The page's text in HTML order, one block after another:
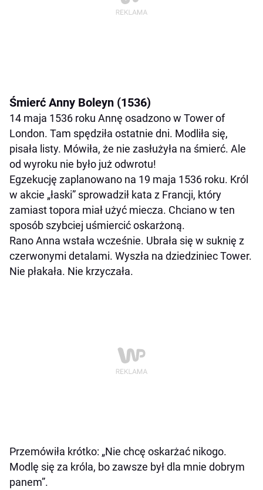
Śmierć Anny Boleyn (1536)
14 maja 1536 roku Annę osadzono w Tower of
London. Tam spędziła ostatnie dni. Modliła się,
pisała listy. Mówiła, że nie zasłużyła na śmierć. Ale
od wyroku nie było już odwrotu!
Egzekucję zaplanowano na 19 maja 1536 roku. Król
w akcie „łaski” sprowadził kata z Francji, który
zamiast topora miał użyć miecza. Chciano w ten
sposób szybciej uśmiercić oskarżoną.
Rano Anna wstała wcześnie. Ubrała się w suknię z
czerwonymi detalami. Wyszła na dziedziniec Tower.
Nie płakała. Nie krzyczała.
Przemówiła krótko: „Nie chcę oskarżać nikogo.
Modlę się za króla, bo zawsze był dla mnie dobrym
panem”.